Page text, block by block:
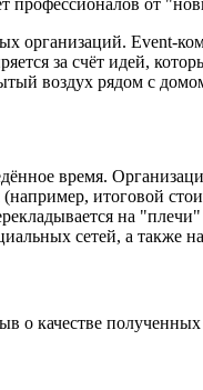
профессионалов от
организаций. Event-
за счёт идей,
воздух рядом с
время.
итоговой
на
сетей, а также
о качестве полученных